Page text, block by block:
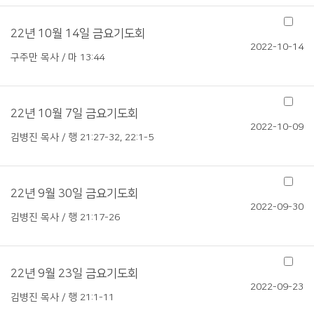
22년 10월 14일 금요기도회
구주만 목사 / 마 13:44
2022-10-14
22년 10월 7일 금요기도회
김병진 목사 / 행 21:27-32, 22:1-5
2022-10-09
22년 9월 30일 금요기도회
김병진 목사 / 행 21:17-26
2022-09-30
22년 9월 23일 금요기도회
김병진 목사 / 행 21:1-11
2022-09-23